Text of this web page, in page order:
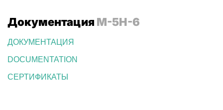
Документация M-5H-6
ДОКУМЕНТАЦИЯ
DOCUMENTATION
СЕРТИФИКАТЫ